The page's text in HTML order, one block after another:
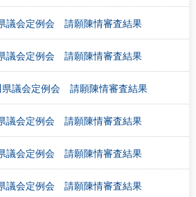
議会定例会 請願陳情審査結果
議会定例会 請願陳情審査結果
県議会定例会 請願陳情審査結果
議会定例会 請願陳情審査結果
議会定例会 請願陳情審査結果
議会定例会 請願陳情審査結果